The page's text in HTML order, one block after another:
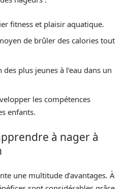
fitness et plaisir aquatique.
de brûler des calories tout
plus jeunes à l’eau dans un
les compétences
enfants.
à nager à
une multitude d’avantages. À